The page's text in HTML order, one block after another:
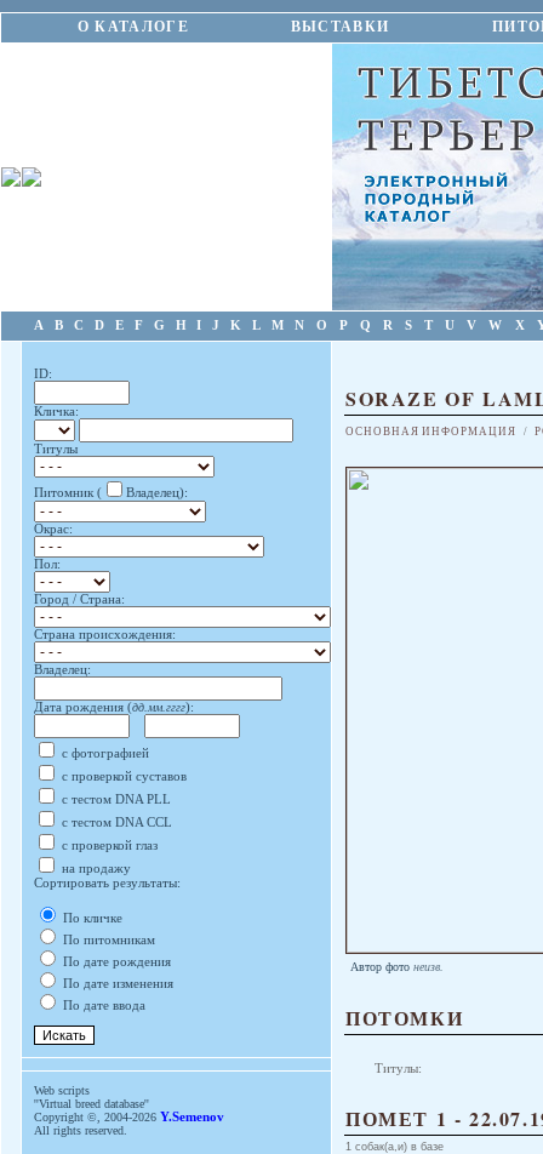
О КАТАЛОГЕ ВЫСТАВКИ
A B C D E F G H I J K L M N O P Q R S T U V W X
ID:
Кличка:
Титулы
Питомник ( Владелец):
Окрас:
Пол:
Город / Страна:
Страна происхождения:
Владелец:
Дата рождения (дд.мм.гггг):
с фотографией
с проверкой суставов
с тестом DNA PLL
с тестом DNA CCL
с проверкой глаз
на продажу
Сортировать результаты:
По кличке
По питомникам
По дате рождения
По дате изменения
По дате ввода
Web scripts
''Virtual breed database''
Copyright ©, 2004-2026 Y.Semenov
All rights reserved.
SORAZE OF
ОСНОВНАЯ ИНФОРМАЦИЯ /
Автор фото неизв.
ПОТОМКИ
Титулы:
ПОМЕТ 1 -
1 собак(а,и) в базе